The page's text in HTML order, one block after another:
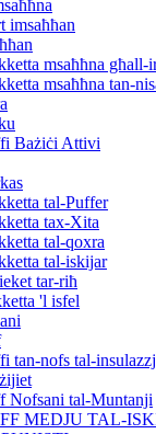
imsaħħan
msaħħna għall-
msaħħna tan-
Bażiċi Attivi
tal-Puffer
tax-Xita
tal-qoxra
tal-iskijar
tar-riħ
'l isfel
tan-nofs tal-
Nofsani tal-Muntanji
MEDJU TAL-